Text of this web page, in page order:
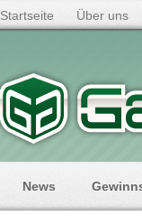
Startseite Über uns
News